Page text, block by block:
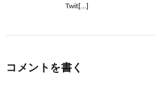
Twit[…]
コメントを書く